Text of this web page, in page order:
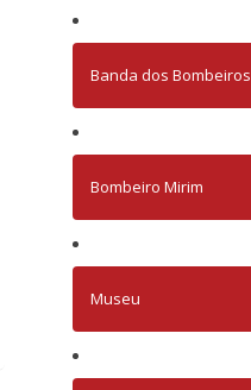
Banda dos Bombeiros
Bombeiro Mirim
Museu